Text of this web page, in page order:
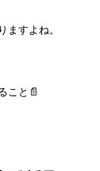
ますよね。
こと📄